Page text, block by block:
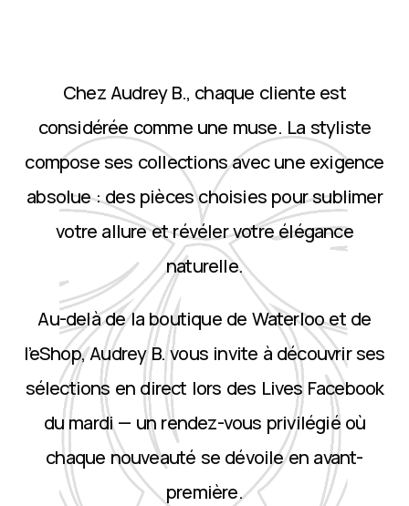
Chez Audrey B., chaque cliente est
considérée comme une muse. La styliste
compose ses collections avec une exigence
absolue : des pièces choisies pour sublimer
votre allure et révéler votre élégance
naturelle.
Au-delà de la boutique de Waterloo et de
l’eShop, Audrey B. vous invite à découvrir ses
sélections en direct lors des Lives Facebook
du mardi — un rendez-vous privilégié où
chaque nouveauté se dévoile en avant-
première.